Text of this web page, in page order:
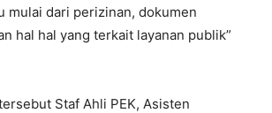
mulai dari perizinan, dokumen
hal hal yang terkait layanan publik”
Staf Ahli PEK, Asisten